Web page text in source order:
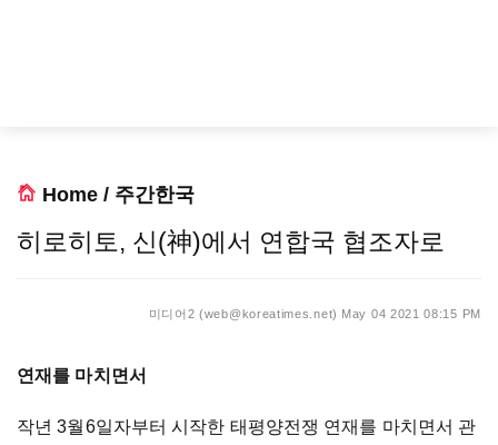
Home / 주간한국
히로히토, 신(神)에서 연합국 협조자로
미디어2 (web@koreatimes.net) May 04 2021 08:15 PM
연재를 마치면서
작년 3월6일자부터 시작한 태평양전쟁 연재를 마치면서 관